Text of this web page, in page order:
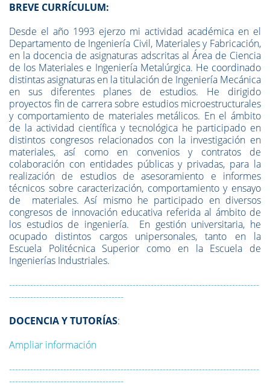
BREVE CURRÍCULUM:
Desde el año 1993 ejerzo mi actividad académica en el
Departamento de Ingeniería Civil, Materiales y Fabricación,
en la docencia de asignaturas adscritas al Área de Ciencia
de los Materiales e Ingeniería Metalúrgica. He coordinado
distintas asignaturas en la titulación de Ingeniería Mecánica
en sus diferentes planes de estudios. He dirigido
proyectos fin de carrera sobre estudios microestructurales
y comportamiento de materiales metálicos. En el ámbito
de la actividad científica y tecnológica he participado en
distintos congresos relacionados con la investigación en
materiales, así como en convenios y contratos de
colaboración con entidades públicas y privadas, para la
realización de estudios de asesoramiento e informes
técnicos sobre caracterización, comportamiento y ensayo
de materiales. Así mismo he participado en diversos
congresos de innovación educativa referida al ámbito de
los estudios de ingeniería. En gestión universitaria, he
ocupado distintos cargos unipersonales, tanto en la
Escuela Politécnica Superior como en la Escuela de
Ingenierías Industriales.
-----------------------------------------------------------------------------------
--------------------------------------
DOCENCIA YTUTORÍAS:
Ampliar información
-----------------------------------------------------------------------------------
--------------------------------------